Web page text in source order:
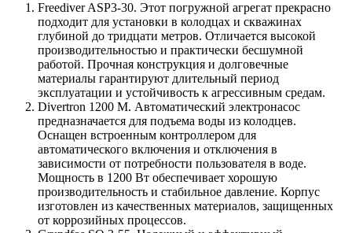
Freediver ASP3-30. Этот погружной агрегат прекрасно
подходит для установки в колодцах и скважинах
глубиной до тридцати метров. Отличается высокой
производительностью и практически бесшумной
работой. Прочная конструкция и долговечные
материалы гарантируют длительный период
эксплуатации и устойчивость к агрессивным средам.
Divertron 1200 M. Автоматический электронасос
предназначается для подъема воды из колодцев.
Оснащен встроенным контроллером для
автоматического включения и отключения в
зависимости от потребности пользователя в воде.
Мощность в 1200 Вт обеспечивает хорошую
производительность и стабильное давление. Корпус
изготовлен из качественных материалов, защищенных
от коррозийных процессов.